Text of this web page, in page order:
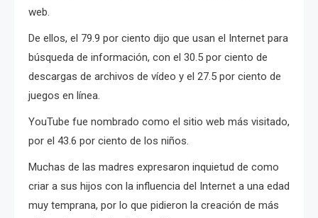
web.
De ellos, el 79.9 por ciento dijo que usan el Internet para
búsqueda de información, con el 30.5 por ciento de
descargas de archivos de vídeo y el 27.5 por ciento de
juegos en línea.
YouTube fue nombrado como el sitio web más visitado,
por el 43.6 por ciento de los niños.
Muchas de las madres expresaron inquietud de como
criar a sus hijos con la influencia del Internet a una edad
muy temprana, por lo que pidieron la creación de más